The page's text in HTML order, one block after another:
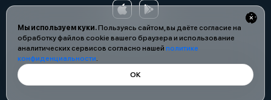
Мы используем куки.Пользуясь сайтом, вы даёте согласие на
обработку файлов cookie вашего браузера и использование
аналитических сервисов согласно нашей политике
конфиденциальности.
ОК